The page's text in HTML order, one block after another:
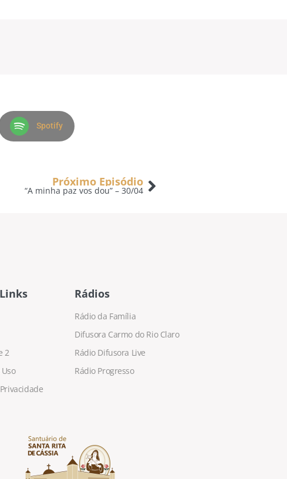
Spotify
Próximo Episódio
“A minha paz vos dou” – 30/04
2
Rádios
Rádio da Família
Difusora Carmo do Rio Claro
Rádio Difusora Live
Rádio Progresso